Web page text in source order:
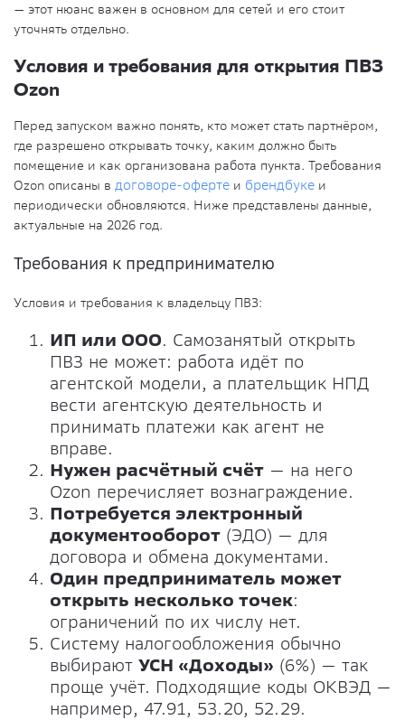
— этот нюанс важен в основном для сетей и его стоит
уточнять отдельно.
Условия и требования для открытия ПВЗ
Ozon
Перед запуском важно понять, кто может стать партнёром,
где разрешено открывать точку, каким должно быть
помещение и как организована работа пункта. Требования
Ozon описаны в договоре-оферте и брендбуке и
периодически обновляются. Ниже представлены данные,
актуальные на 2026 год.
Требования к предпринимателю
Условия и требования к владельцу ПВЗ:
ИП или ООО. Самозанятый открыть
ПВЗ не может: работа идёт по
агентской модели, а плательщик НПД
вести агентскую деятельность и
принимать платежи как агент не
вправе.
Нужен расчётный счёт — на него
Ozon перечисляет вознаграждение.
Потребуется электронный
документооборот (ЭДО) — для
договора и обмена документами.
Один предприниматель может
открыть несколько точек:
ограничений по их числу нет.
Систему налогообложения обычно
выбирают УСН «Доходы» (6%) — так
проще учёт. Подходящие коды ОКВЭД —
например, 47.91, 53.20, 52.29.